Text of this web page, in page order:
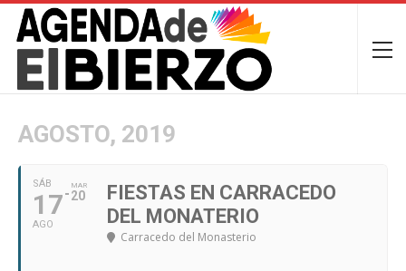
AGOSTO, 2019
SÁB
17
AGO
MAR
20
FIESTAS EN CARRACEDO
DEL MONATERIO
Carracedo del Monasterio